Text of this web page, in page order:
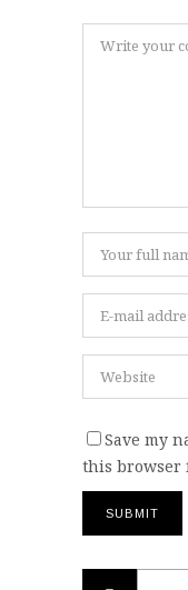
Save my
this browser